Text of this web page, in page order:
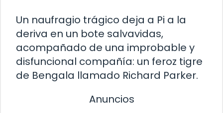
Un naufragio trágico deja a Pi a la
deriva en un bote salvavidas,
acompañado de una improbable y
disfuncional compañía: un feroz tigre
de Bengala llamado Richard Parker.
Anuncios